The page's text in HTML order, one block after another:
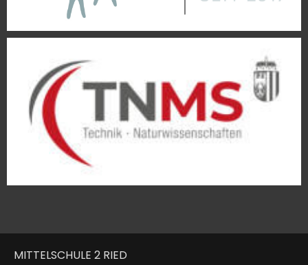
MITTELSCHULE 2 RIED